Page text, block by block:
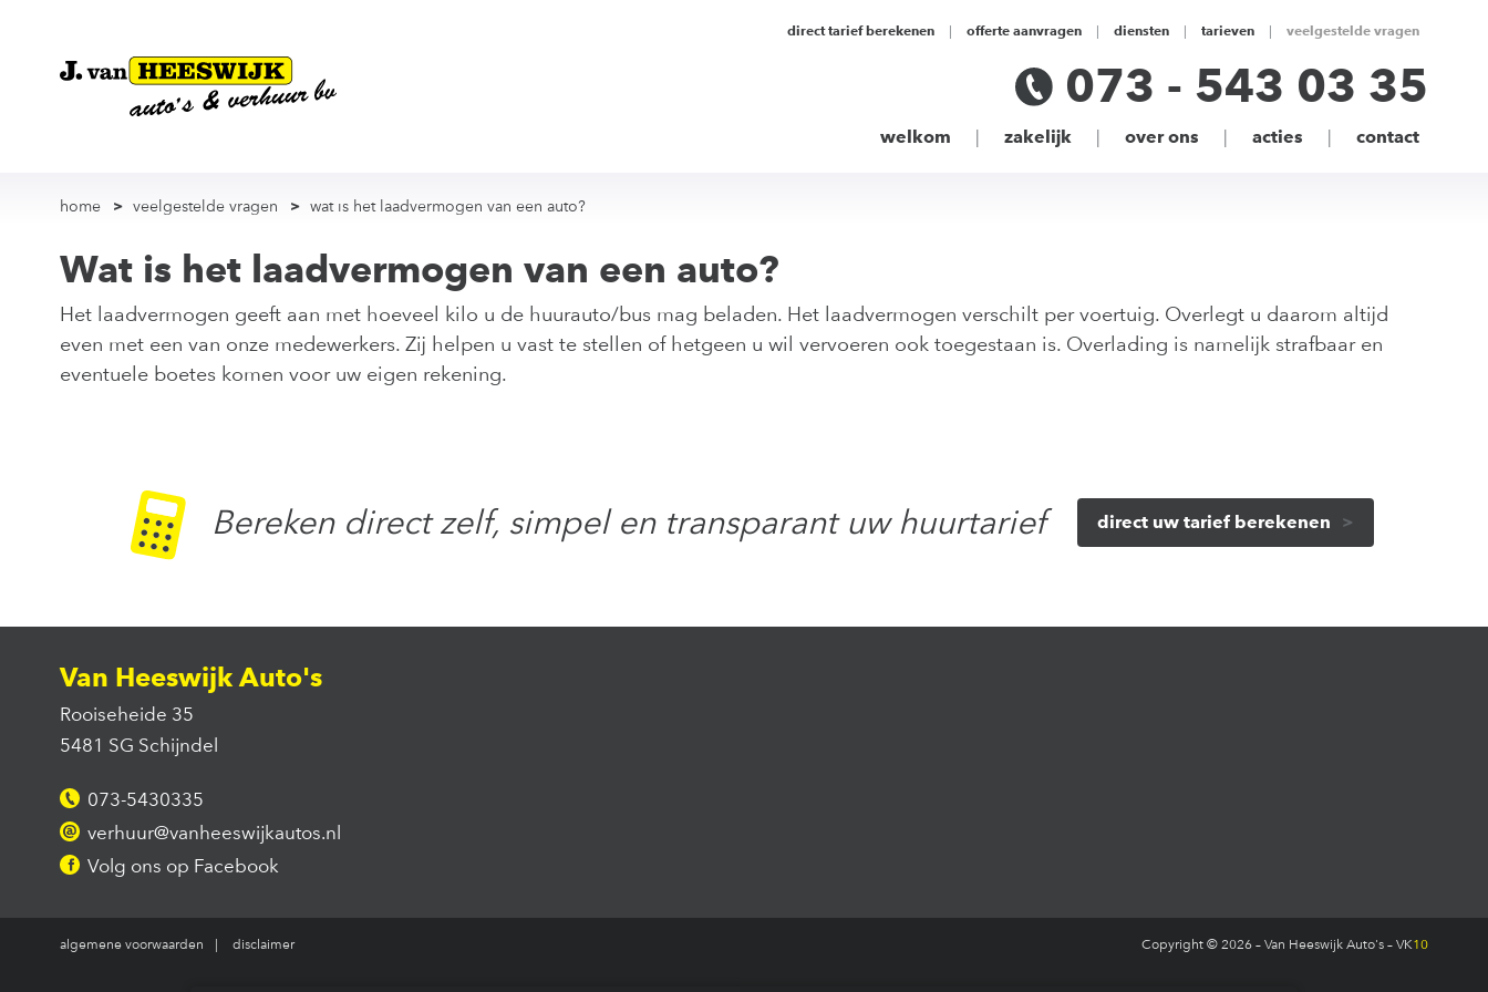
direct tarief berekenen offerte aanvragen diensten tarieven veelgestelde vragen
073 - 543 03 35
welkom zakelijk over ons acties contact
home veelgestelde vragen wat is het laadvermogen van een auto?
Wat is het laadvermogen van een auto?
Het laadvermogen geeft aan met hoeveel kilo u de huurauto/bus mag beladen. Het laadvermogen verschilt per voertuig. Overlegt u daarom altijd
even met een van onze medewerkers. Zij helpen u vast te stellen of hetgeen u wil vervoeren ook toegestaan is. Overlading is namelijk strafbaar en
eventuele boetes komen voor uw eigen rekening.
Bereken direct zelf, simpel en transparant uw huurtarief direct uw tarief berekenen
Van Heeswijk Auto's
Rooiseheide 35
5481 SG Schijndel
073-5430335
verhuur@vanheeswijkautos.nl
Volg ons op Facebook
algemene voorwaarden disclaimer Copyright © 2026 – Van Heeswijk Auto's –VK10